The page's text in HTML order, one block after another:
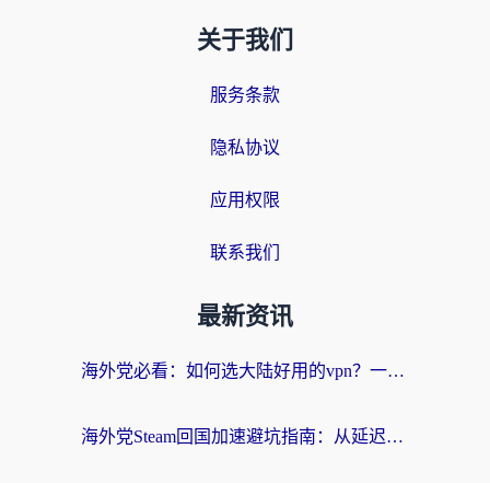
关于我们
服务条款
隐私协议
应用权限
联系我们
最新资讯
海外党必看：如何选大陆好用的vpn？一篇解决你的回国访问难题
海外党Steam回国加速避坑指南：从延迟卡顿到无缝畅玩，我踩过的坑和最优解